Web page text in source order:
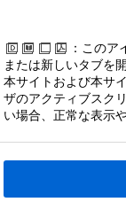
：このア
または新しいタブを
本サイトおよび本サ
ザのアクティブスク
い場合、正常な表示